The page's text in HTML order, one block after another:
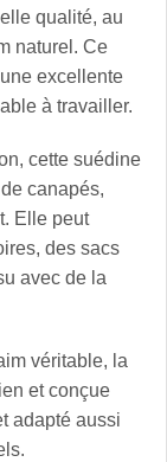
qualité, au
naturel. Ce
excellente
à travailler.
cette suédine
canapés,
Elle peut
des sacs
avec de la
véritable, la
et conçue
adapté aussi